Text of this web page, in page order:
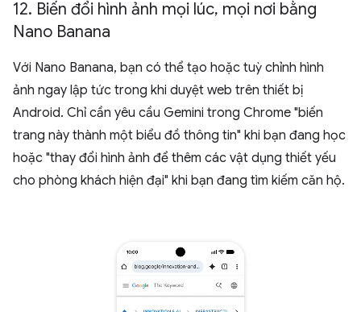
12. Biến đổi hình ảnh mọi lúc, mọi nơi bằng
Nano Banana
Với Nano Banana, bạn có thể tạo hoặc tuỳ chỉnh hình
ảnh ngay lập tức trong khi duyệt web trên thiết bị
Android. Chỉ cần yêu cầu Gemini trong Chrome "biến
trang này thành một biểu đồ thông tin" khi bạn đang học
hoặc "thay đổi hình ảnh để thêm các vật dụng thiết yếu
cho phòng khách hiện đại" khi bạn đang tìm kiếm căn hộ.